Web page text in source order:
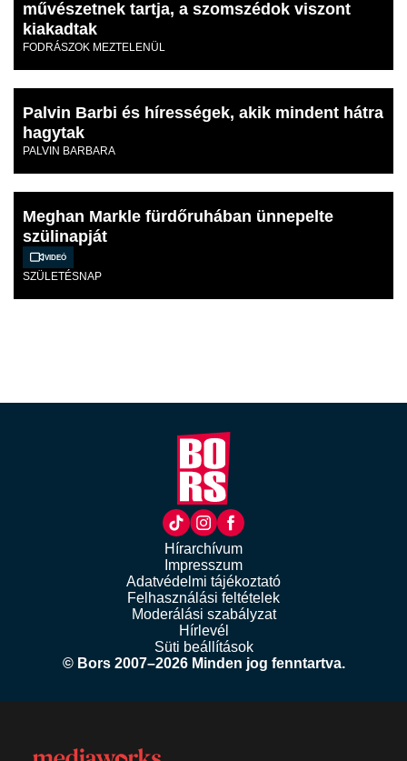
művészetnek tartja, a szomszédok viszont
kiakadtak
FODRÁSZOK MEZTELENÜL
Palvin Barbi és hírességek, akik mindent hátra
hagytak
PALVIN BARBARA
Meghan Markle fürdőruhában ünnepelte
szülinapját
Videó
SZÜLETÉSNAP
Hírarchívum
Impresszum
Adatvédelmi tájékoztató
Felhasználási feltételek
Moderálási szabályzat
Hírlevél
Süti beállítások
© Bors 2007–2026 Minden jog fenntartva.